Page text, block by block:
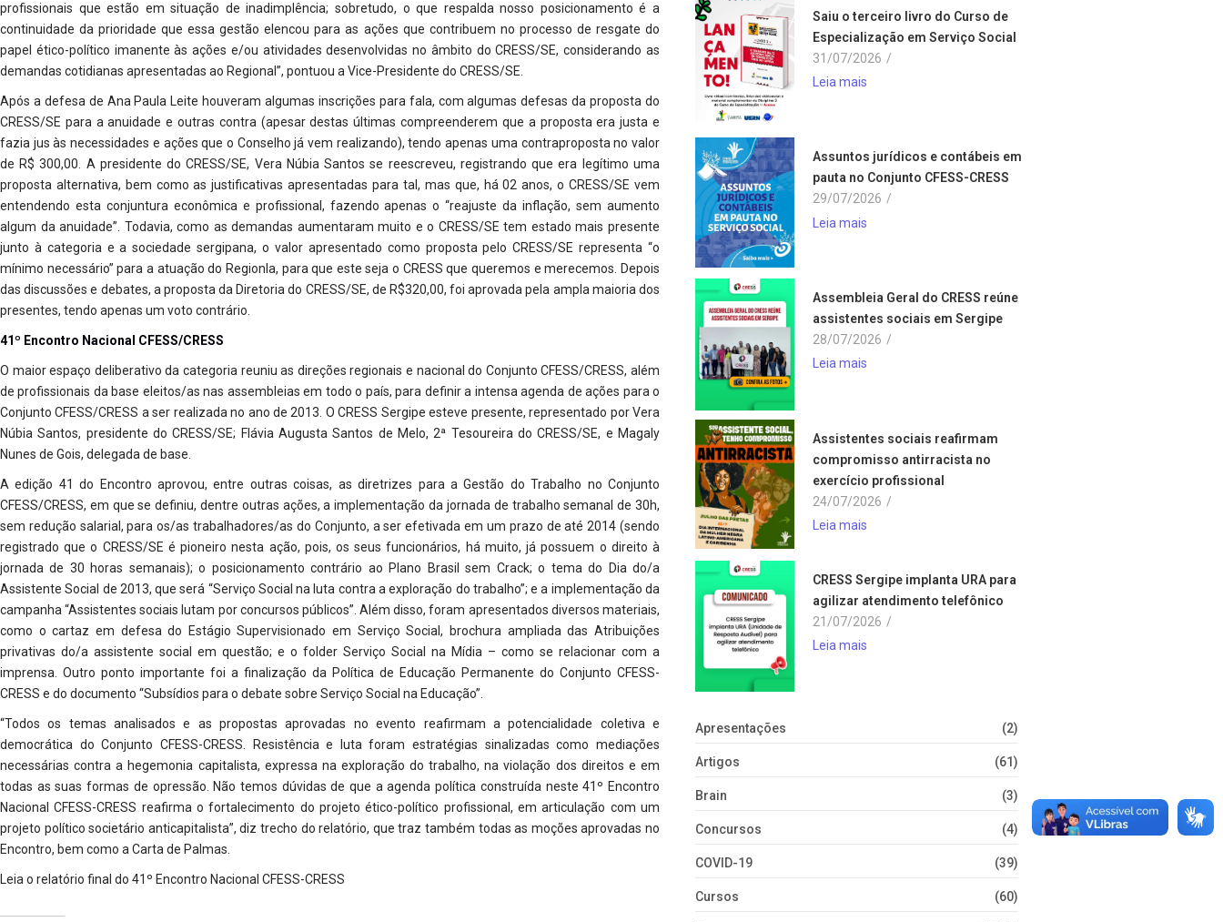
profissionais que estão em situação de inadimplência; sobretudo, o que respalda nosso posicionamento é a
continuidade da prioridade que essa gestão elencou para as ações que contribuem no processo de resgate do
papel ético-político imanente às ações e/ou atividades desenvolvidas no âmbito do CRESS/SE, considerando as
demandas cotidianas apresentadas ao Regional”, pontuou a Vice-Presidente do CRESS/SE.
Após a defesa de Ana Paula Leite houveram algumas inscrições para fala, com algumas defesas da proposta do
CRESS/SE para a anuidade e outras contra (apesar destas últimas compreenderem que a proposta era justa e
fazia jus às necessidades e ações que o Conselho já vem realizando), tendo apenas uma contraproposta no valor
de R$ 300,00. A presidente do CRESS/SE, Vera Núbia Santos se reescreveu, registrando que era legítimo uma
proposta alternativa, bem como as justificativas apresentadas para tal, mas que, há 02 anos, o CRESS/SE vem
entendendo esta conjuntura econômica e profissional, fazendo apenas o “reajuste da inflação, sem aumento
algum da anuidade”. Todavia, como as demandas aumentaram muito e o CRESS/SE tem estado mais presente
junto à categoria e a sociedade sergipana, o valor apresentado como proposta pelo CRESS/SE representa “o
mínimo necessário” para a atuação do Regionla, para que este seja o CRESS que queremos e merecemos. Depois
das discussões e debates, a proposta da Diretoria do CRESS/SE, de R$320,00, foi aprovada pela ampla maioria dos
presentes, tendo apenas um voto contrário.
41º Encontro Nacional CFESS/CRESS
O maior espaço deliberativo da categoria reuniu as direções regionais e nacional do Conjunto CFESS/CRESS, além
de profissionais da base eleitos/as nas assembleias em todo o país, para definir a intensa agenda de ações para o
Conjunto CFESS/CRESS a ser realizada no ano de 2013. O CRESS Sergipe esteve presente, representado por Vera
Núbia Santos, presidente do CRESS/SE; Flávia Augusta Santos de Melo, 2ª Tesoureira do CRESS/SE, e Magaly
Nunes de Gois, delegada de base.
A edição 41 do Encontro aprovou, entre outras coisas, as diretrizes para a Gestão do Trabalho no Conjunto
CFESS/CRESS, em que se definiu, dentre outras ações, a implementação da jornada de trabalho semanal de 30h,
sem redução salarial, para os/as trabalhadores/as do Conjunto, a ser efetivada em um prazo de até 2014 (sendo
registrado que o CRESS/SE é pioneiro nesta ação, pois, os seus funcionários, há muito, já possuem o direito à
jornada de 30 horas semanais); o posicionamento contrário ao Plano Brasil sem Crack; o tema do Dia do/a
Assistente Social de 2013, que será “Serviço Social na luta contra a exploração do trabalho”; e a implementação da
campanha “Assistentes sociais lutam por concursos públicos”. Além disso, foram apresentados diversos materiais,
como o cartaz em defesa do Estágio Supervisionado em Serviço Social, brochura ampliada das Atribuições
privativas do/a assistente social em questão; e o folder Serviço Social na Mídia – como se relacionar com a
imprensa. Outro ponto importante foi a finalização da Política de Educação Permanente do Conjunto CFESS-
CRESS e do documento “Subsídios para o debate sobre Serviço Social na Educação”.
“Todos os temas analisados e as propostas aprovadas no evento reafirmam a potencialidade coletiva e
democrática do Conjunto CFESS-CRESS. Resistência e luta foram estratégias sinalizadas como mediações
necessárias contra a hegemonia capitalista, expressa na exploração do trabalho, na violação dos direitos e em
todas as suas formas de opressão. Não temos dúvidas de que a agenda política construída neste 41º Encontro
Nacional CFESS-CRESS reafirma o fortalecimento do projeto ético-político profissional, em articulação com um
projeto político societário anticapitalista”, diz trecho do relatório, que traz também todas as moções aprovadas no
Encontro, bem como a Carta de Palmas.
Leia o relatório final do 41º Encontro Nacional CFESS-CRESS
Saiu o terceiro livro do Curso de
Especialização em Serviço Social
31/07/2026 /
Leia mais
Assuntos jurídicos e contábeis em
pauta no Conjunto CFESS-CRESS
29/07/2026 /
Leia mais
Assembleia Geral do CRESS reúne
assistentes sociais em Sergipe
28/07/2026 /
Leia mais
Assistentes sociais reafirmam
compromisso antirracista no
exercício profissional
24/07/2026 /
Leia mais
CRESS Sergipe implanta URA para
agilizar atendimento telefônico
21/07/2026 /
Leia mais
Apresentações (2)
Artigos (61)
Brain (3)
Concursos (4)
COVID-19 (39)
Cursos (60)